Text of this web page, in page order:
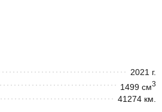
2021 г.
1499 cм3
41274 км.